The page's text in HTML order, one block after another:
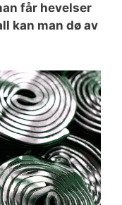
får hevelser
kan man dø av